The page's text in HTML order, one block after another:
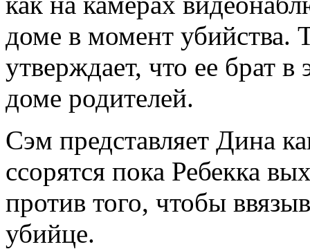
доме в момент убийства.
утверждает, что ее брат
доме родителей.
Сэм представляет Дина
ссорятся пока Ребекка
против того, чтобы
убийце.